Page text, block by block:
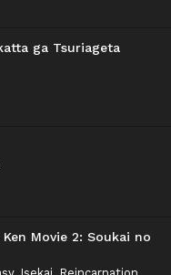
ga Tsuriageta
Movie 2: Soukai no